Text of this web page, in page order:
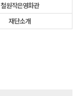
철원작은영화관
재단소개